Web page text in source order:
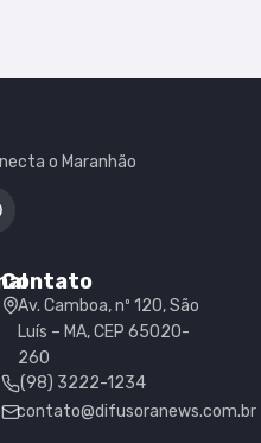
o Maranhão
Contato
Av. Camboa, nº 120, São
Luís – MA, CEP 65020-
260
(98) 3222-1234
contato@difusoranews.com.br